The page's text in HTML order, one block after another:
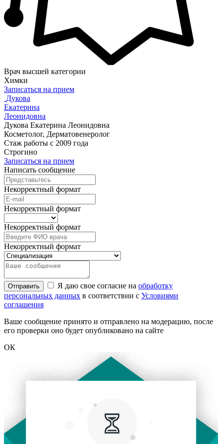
Врач высшей категории
Химки
Записаться на прием
Дукова
Екатерина
Леонидовна
Дукова Екатерина Леонидовна
Косметолог, Дерматовенеролог
Стаж работы с 2009 года
Строгино
Записаться на прием
Написать сообщение
Некорректный формат
Некорректный формат
Некорректный формат
Некорректный формат
Отправить Я даю свое согласие на обработку
персональных данных в соответствии с Условиями
соглашения
Ваше сообщение принято и отправлено на модерацию, после
его проверки оно будет опубликовано на сайте
ОК